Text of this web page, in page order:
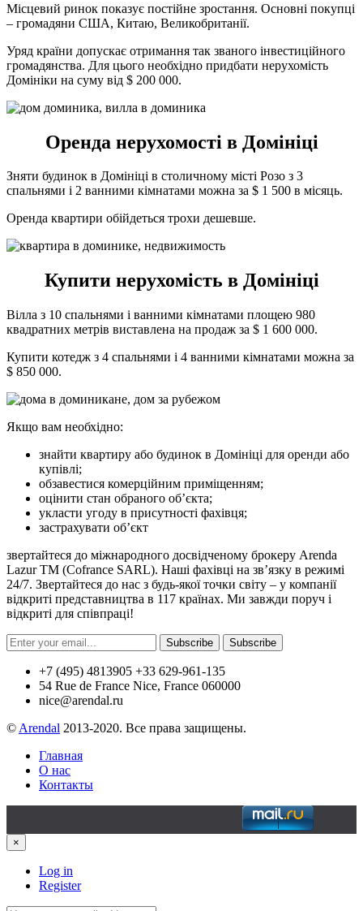
Місцевий ринок показує постійне зростання. Основні покупці
– громадяни США, Китаю, Великобританії.
Уряд країни допускає отримання так званого інвестиційного
громадянства. Для цього необхідно придбати нерухомість
Домініки на суму від $ 200 000.
Оренда нерухомості в Домініці
Зняти будинок в Домініці в столичному місті Розо з 3
спальнями і 2 ванними кімнатами можна за $ 1 500 в місяць.
Оренда квартири обійдеться трохи дешевше.
Купити нерухомість в Домініці
Вілла з 10 спальнями і ванними кімнатами площею 980
квадратних метрів виставлена на продаж за $ 1 600 000.
Купити котедж з 4 спальнями і 4 ванними кімнатами можна за
$ 850 000.
Якщо вам необхідно:
знайти квартиру або будинок в Домініці для оренди або
купівлі;
обзавестися комерційним приміщенням;
оцінити стан обраного об’єкта;
укласти угоду в присутності фахівця;
застрахувати об’єкт
звертайтеся до міжнародного досвідченому брокеру Arenda
Lazur TM (Cofrance SARL). Наші фахівці на зв’язку в режимі
24/7. Звертайтеся до нас з будь-якої точки світу – у компанії
відкриті представництва в 117 країнах. Ми завжди поруч і
відкриті для співпраці!
Subscribe Subscribe
+7 (495) 4813905 +33 629-961-135
54 Rue de France Nice, France 060000
nice@arendal.ru
© Arendal 2013-2020. Все права защищены.
Главная
О нас
Контакты
×
Log in
Register